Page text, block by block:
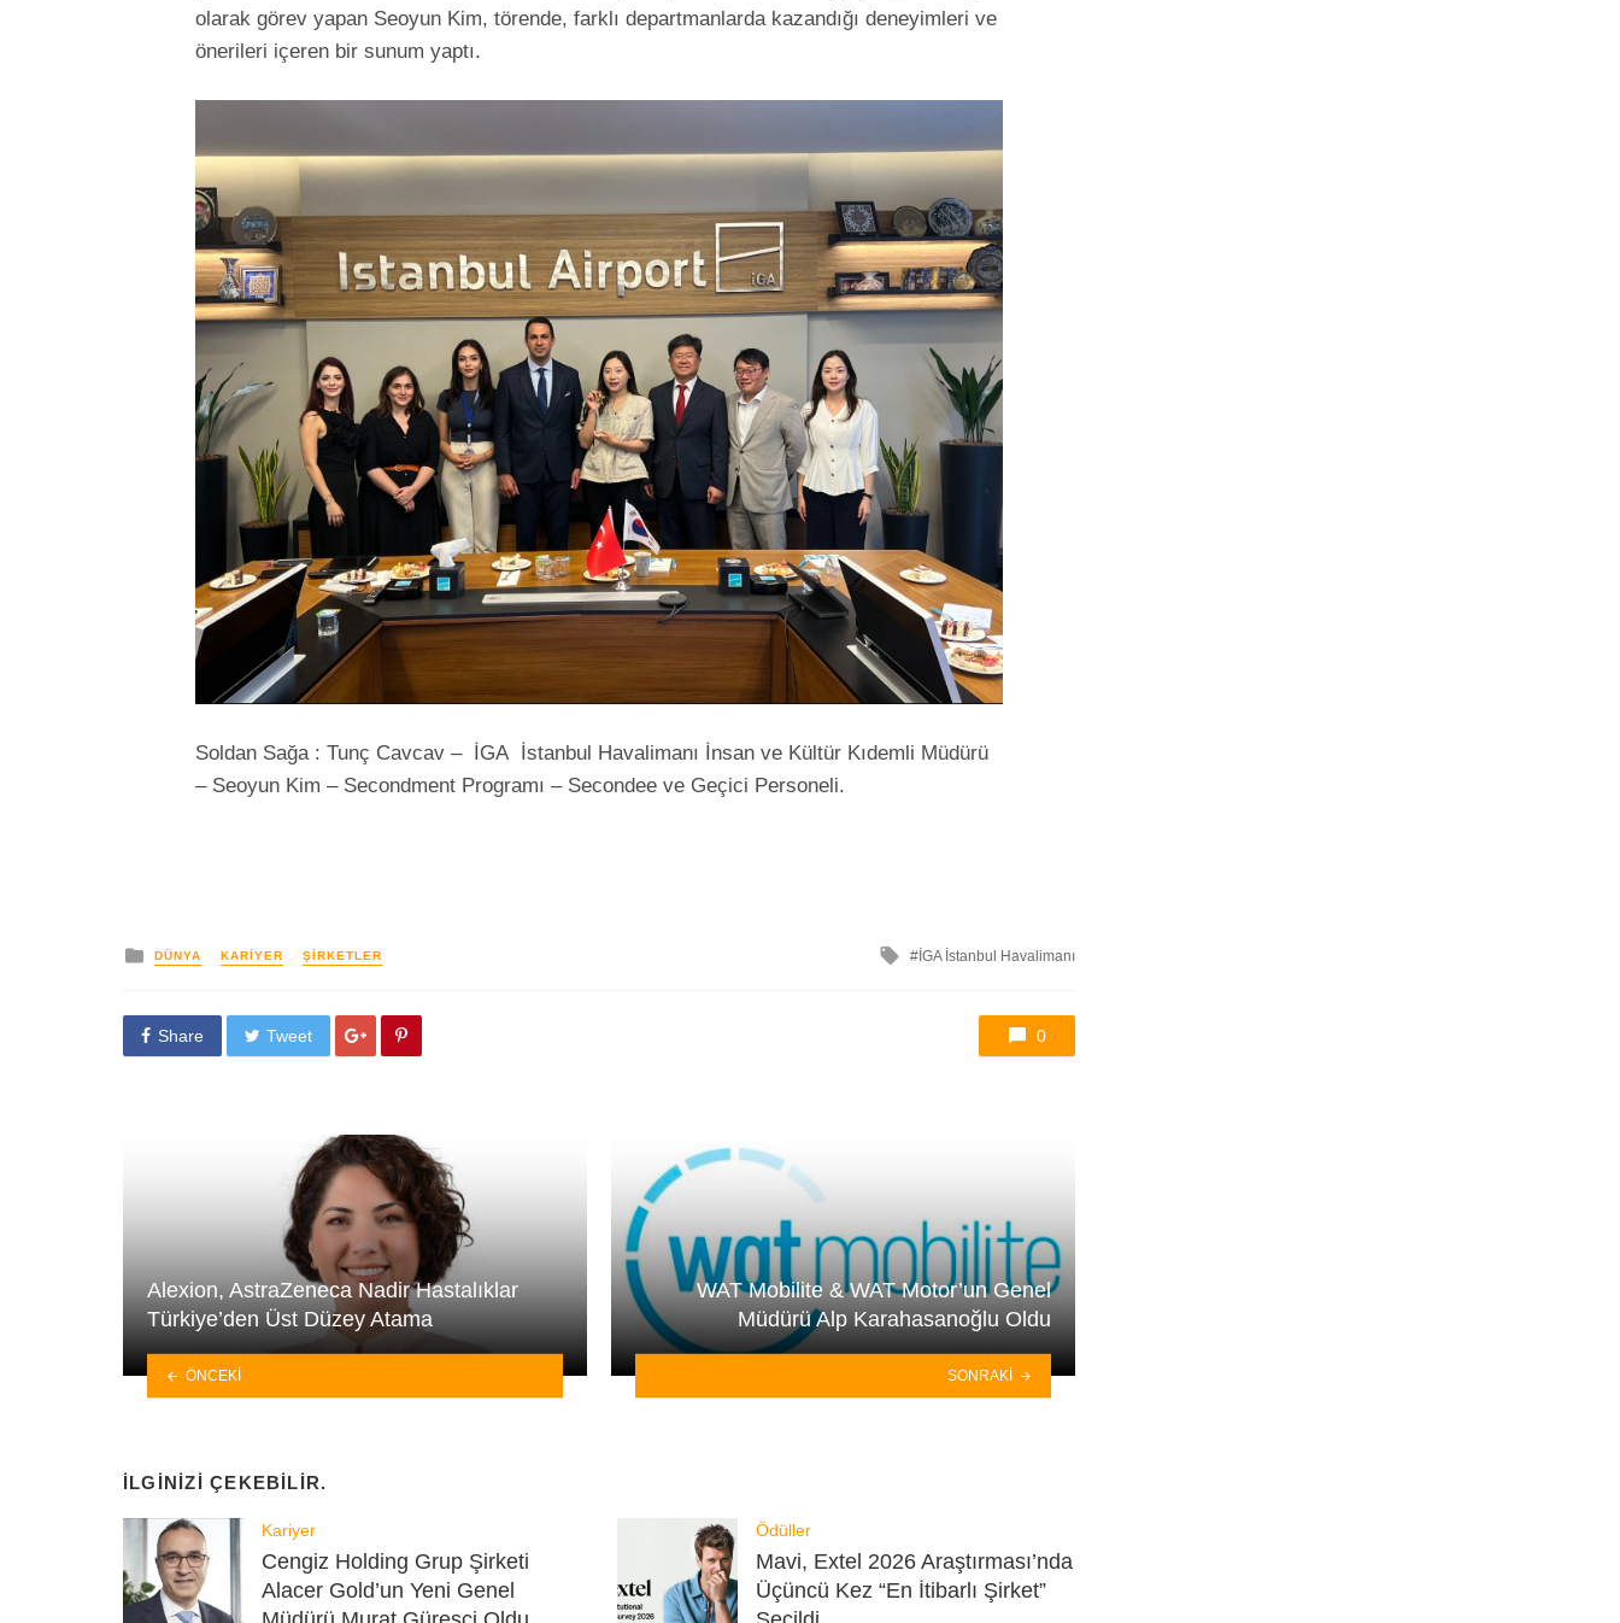
olarak görev yapan Seoyun Kim, törende, farklı departmanlarda kazandığı deneyimleri ve
önerileri içeren bir sunum yaptı.
Soldan Sağa : Tunç Cavcav – İGA İstanbul Havalimanı İnsan ve Kültür Kıdemli Müdürü
– Seoyun Kim – Secondment Programı – Secondee ve Geçici Personeli.
yayınlanan
DÜNYA KARIYER ŞIRKETLER
ileİGA İstanbul Havalimanı
Share Tweet 0
Alexion, AstraZeneca Nadir Hastalıklar
Türkiye’den Üst Düzey Atama
ÖNCEKI
WAT Mobilite & WAT Motor’un Genel
Müdürü Alp Karahasanoğlu Oldu
SONRAKI
İLGINIZI ÇEKEBILIR.
Kariyer
Cengiz Holding Grup Şirketi
Alacer Gold’un Yeni Genel
Ödüller
Mavi, Extel 2026 Araştırması’nda
Üçüncü Kez “En İtibarlı Şirket”